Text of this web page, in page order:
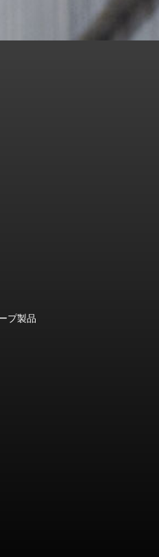
プ製品